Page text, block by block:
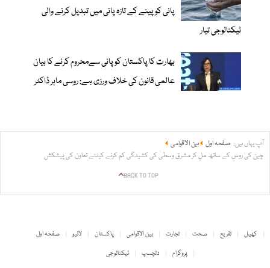
پانی کو پینے کے تازہ پانی میں تبدیل کرنے والی
ٹیکنالوجی تیار
بھارت کا پاکستان کو پانی سےمحروم کرنے کا بیان
عالمی قانون کی خلاف ورزی ہے: روسی ماہر ڈاکٹر
آپ یہاں ہیں: صفحہ اول
بین الاقوامی
چین کی روس کے ساتھ مل کر مشرق وسطیٰ کی کشیدگی کم کرنے کیلئے تعاون کی پیشکش
BACK TO TOP
صفحہ اول لائیو پاکستان بین الاقوامی تجارت صحت تفریح
کھیل
ٹیکنالوجی
دلچسپ پروگرام